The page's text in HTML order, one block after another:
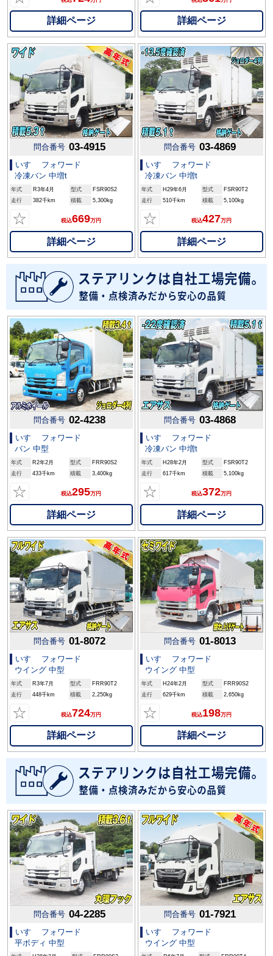
詳細ページ 詳細ページ
問合番号 03-4915
いすゞ フォワード
冷凍バン 中増t
年式 R3年4月 型式
FSR90S2
走行
382千km 積載 5,300kg
☆ 税込669万円
詳細ページ
問合番号 03-4869
いすゞ フォワード
冷凍バン 中増t
年式 H29年6月 型式
FSR90T2
走行
510千km 積載 5,100kg
☆ 税込427万円
詳細ページ
問合番号 02-4238
いすゞ フォワード
バン 中型
年式 R2年2月 型式
FRR90S2
走行
433千km 積載 3,400kg
☆ 税込295万円
詳細ページ
問合番号 03-4868
いすゞ フォワード
冷凍バン 中増t
年式 H28年2月 型式
FSR90T2
走行
617千km 積載 5,100kg
☆ 税込372万円
詳細ページ
問合番号 01-8072
いすゞ フォワード
ウイング 中型
年式 R3年7月 型式
FRR90T2
走行
448千km 積載 2,250kg
☆ 税込724万円
詳細ページ
問合番号 01-8013
いすゞ フォワード
ウイング 中型
年式 H24年2月 型式
FRR90S2
走行
629千km 積載 2,650kg
☆ 税込198万円
詳細ページ
問合番号 04-2285
いすゞ フォワード
平ボディ 中型
問合番号 01-7921
いすゞ フォワード
ウイング 中型